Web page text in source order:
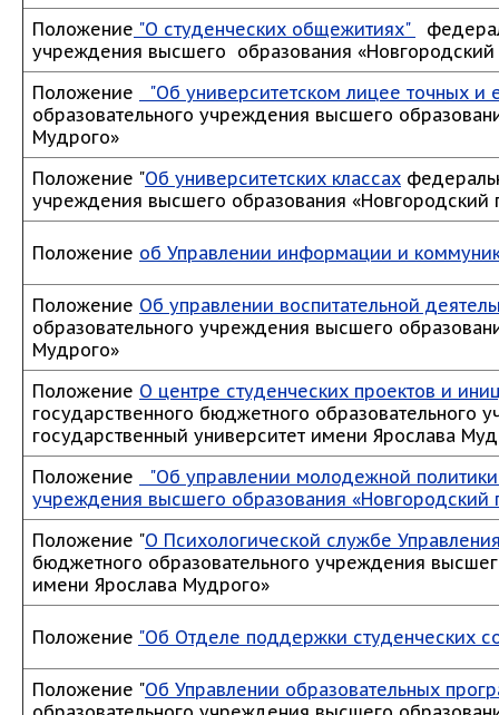
Положение "О студенческих общежитиях"
учреждения высшего образования
Положение
"Об университетском лицее точных и
образовательного учреждения высшего
Мудрого»
Положение "Об университетских классах
учреждения высшего образования «Новгородский
Положение об Управлении информации и
Положение Об управлении воспитательной
образовательного учреждения высшего
Мудрого»
Положение О центре студенческих проектов и
государственного бюджетного
государственный университет имени Ярослава
Положение
"Об управлении молодежной
учреждения высшего образования «Новгородский
Положение "О Психологической службе
бюджетного образовательного учреждения
имени Ярослава Мудрого»
Положение "Об Отделе поддержки студенческих
Положение "Об Управлении образовательных